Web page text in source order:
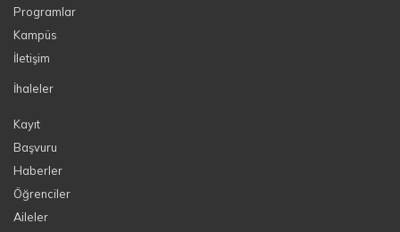
Programlar
Kampüs
İletişim
İhaleler
Kayıt
Başvuru
Haberler
Öğrenciler
Aileler